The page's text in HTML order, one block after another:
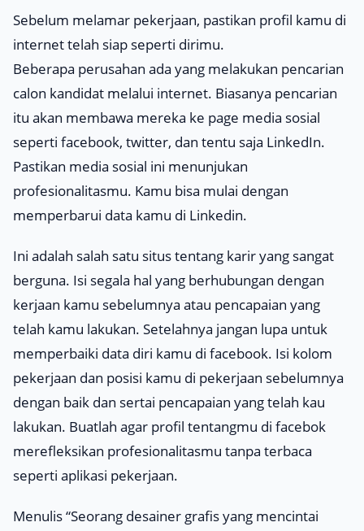
Sebelum melamar pekerjaan, pastikan profil kamu di
internet telah siap seperti dirimu.
Beberapa perusahan ada yang melakukan pencarian
calon kandidat melalui internet. Biasanya pencarian
itu akan membawa mereka ke page media sosial
seperti facebook, twitter, dan tentu saja LinkedIn.
Pastikan media sosial ini menunjukan
profesionalitasmu. Kamu bisa mulai dengan
memperbarui data kamu di Linkedin.
Ini adalah salah satu situs tentang karir yang sangat
berguna. Isi segala hal yang berhubungan dengan
kerjaan kamu sebelumnya atau pencapaian yang
telah kamu lakukan. Setelahnya jangan lupa untuk
memperbaiki data diri kamu di facebook. Isi kolom
pekerjaan dan posisi kamu di pekerjaan sebelumnya
dengan baik dan sertai pencapaian yang telah kau
lakukan. Buatlah agar profil tentangmu di facebok
merefleksikan profesionalitasmu tanpa terbaca
seperti aplikasi pekerjaan.
Menulis “Seorang desainer grafis yang mencintai